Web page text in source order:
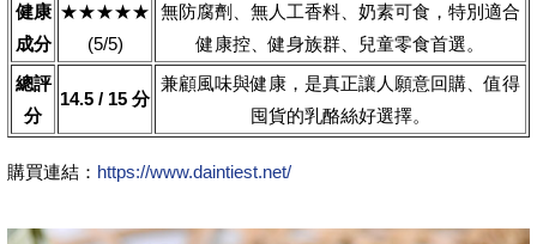
健康
成分
★★★★★
(5/5)
無防腐劑、無人工香料、奶素可食，特別適合
健康控、健身族群、兒童零食首選。
總評
分
14.5 / 15 分
兼顧風味與健康，是真正讓人願意回購、值得
囤貨的乳酪絲好選擇。
購買連結： https://www.daintiest.net/